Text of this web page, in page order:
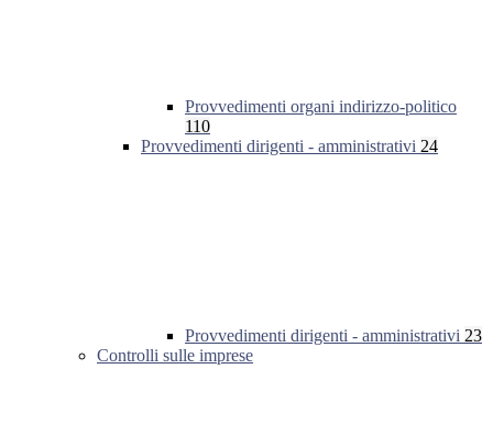
Provvedimenti organi indirizzo-politico
110
Provvedimenti dirigenti - amministrativi 24
Provvedimenti dirigenti - amministrativi 23
Controlli sulle imprese